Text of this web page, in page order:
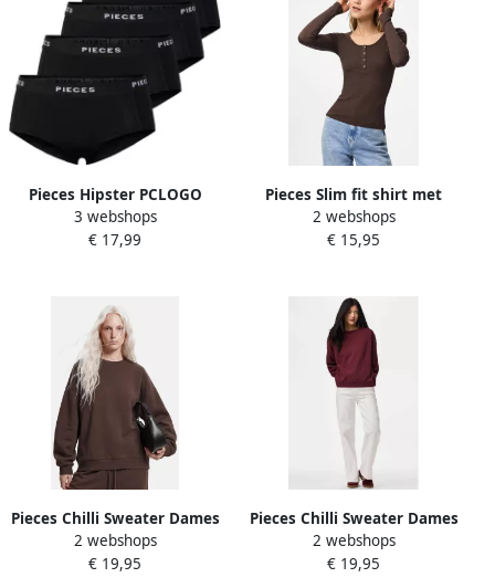
Pieces Hipster PCLOGO
LADY 4 PACK SOLID NOOS
BC (4 stuks Set van 4)
3 webshops
€ 17,99
Pieces Slim fit shirt met
lange mouwen van
katoenmix model 'KITTE'
2 webshops
€ 15,95
Pieces Chilli Sweater Dames
2 webshops
€ 19,95
Pieces Chilli Sweater Dames
2 webshops
€ 19,95